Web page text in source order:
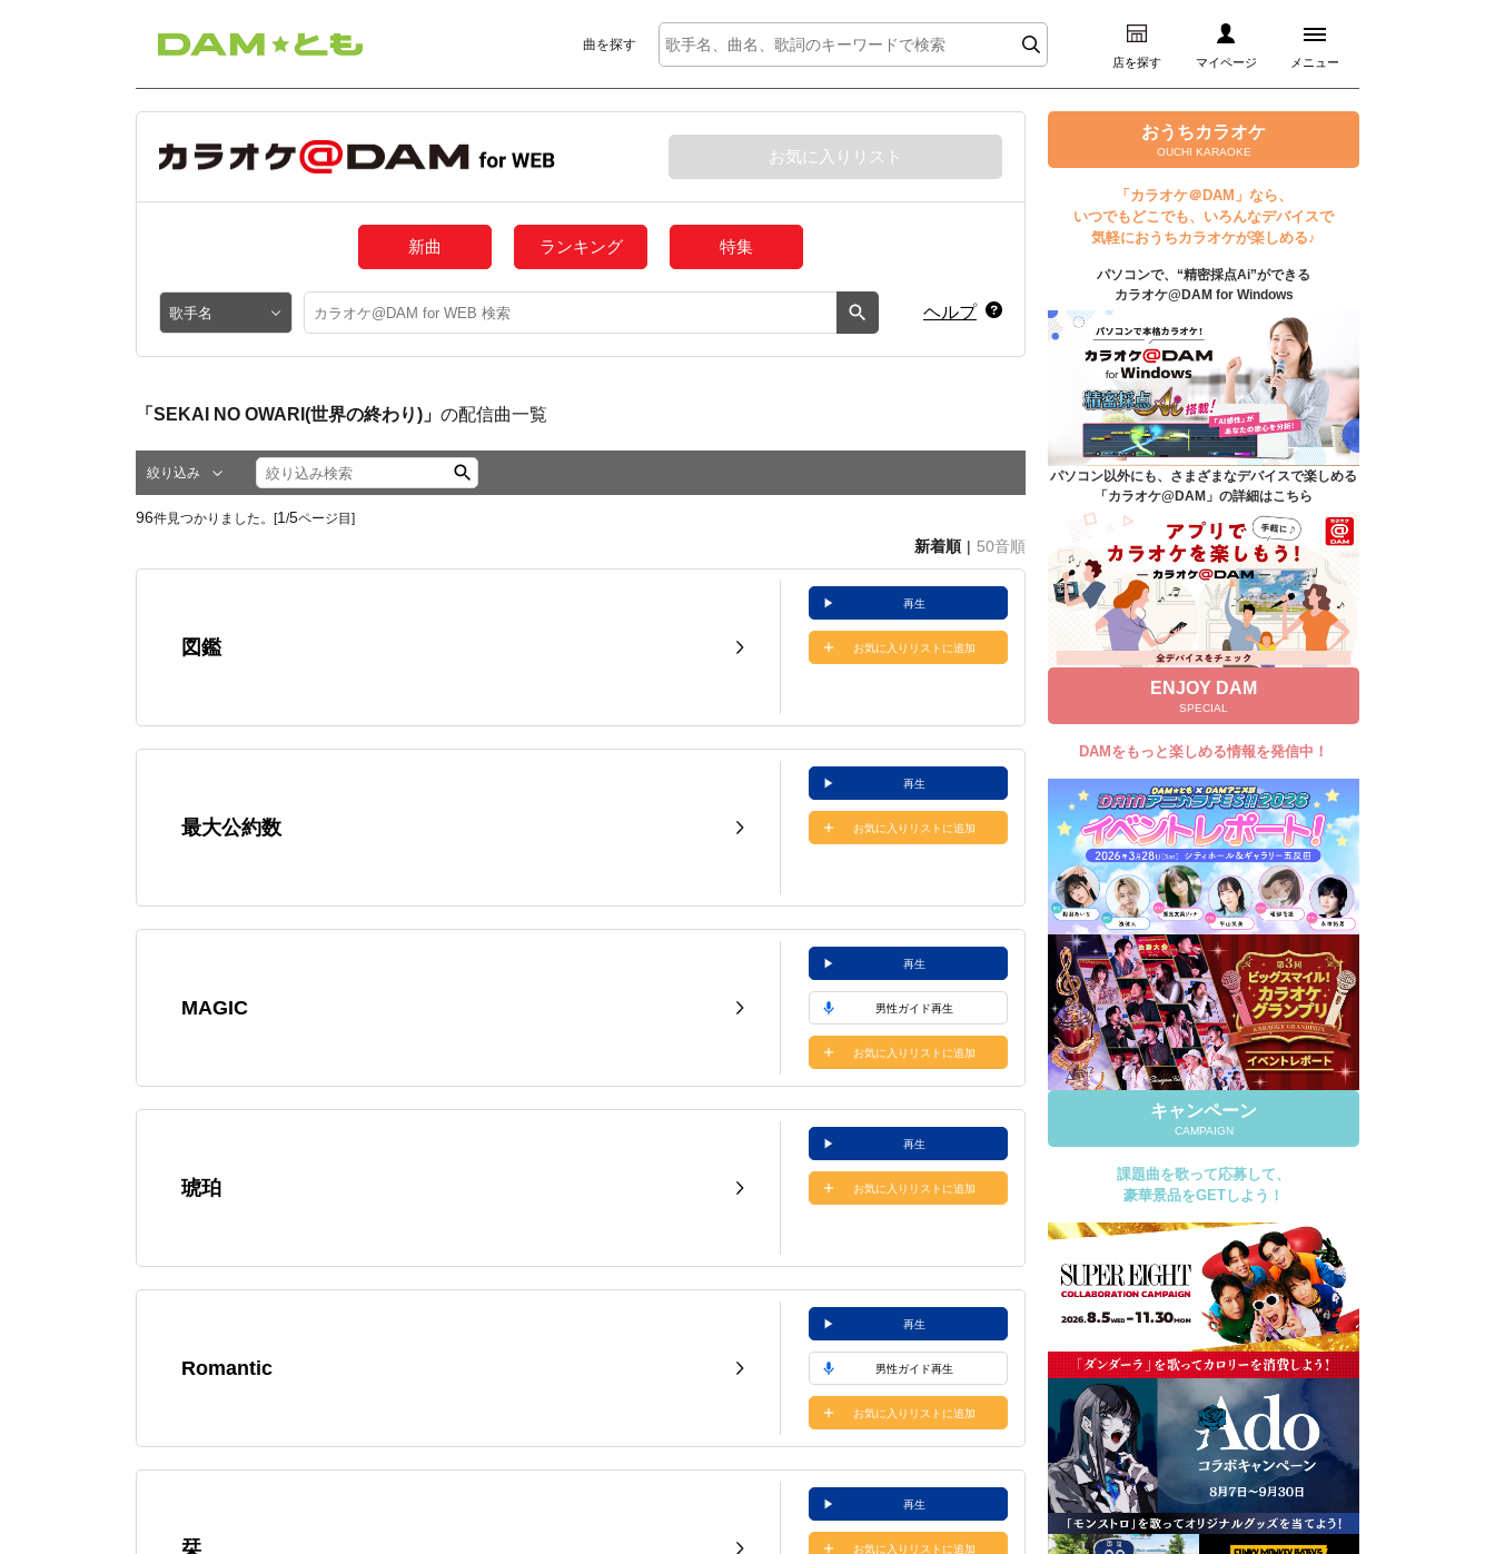
曲を探す
店を探す マイページ メニュー
ログイン
マイページ
プレミアムサービス
DAM★とも動画
DAM★とも録音
カラオケ＠DAM
ユーザー検索
キャンペーン
よくあるご質問
DAMの新曲・ランキングなど
カラオケ最新情報をチェック！
自宅でカラオケ歌い放題！
家族や友達と一緒に！練習にも！
お気に入りリスト
新曲 ランキング 特集
ヘルプ
「SEKAI NO OWARI(世界の終わり)」 の配信曲一覧
絞り込み
96件見つかりました。[1 /5ページ目]
新着順 50音順
図鑑
再生
お気に入りリストに追加
最大公約数
再生
お気に入りリストに追加
MAGIC
再生
男性ガイド再生
お気に入りリストに追加
琥珀
再生
お気に入りリストに追加
Romantic
再生
男性ガイド再生
お気に入りリストに追加
栞
再生
お気に入りリストに追加
おうちカラオケ
OUCHI KARAOKE
「カラオケ＠DAM」なら、
いつでもどこでも、いろんなデバイスで
気軽におうちカラオケが楽しめる♪
パソコンで、“精密採点Ai”ができる
カラオケ@DAM for Windows
パソコン以外にも、さまざまなデバイスで楽しめる
「カラオケ@DAM」の詳細はこちら
ENJOY DAM
SPECIAL
DAMをもっと楽しめる情報を発信中！
キャンペーン
CAMPAIGN
課題曲を歌って応募して、
豪華景品をGETしよう！